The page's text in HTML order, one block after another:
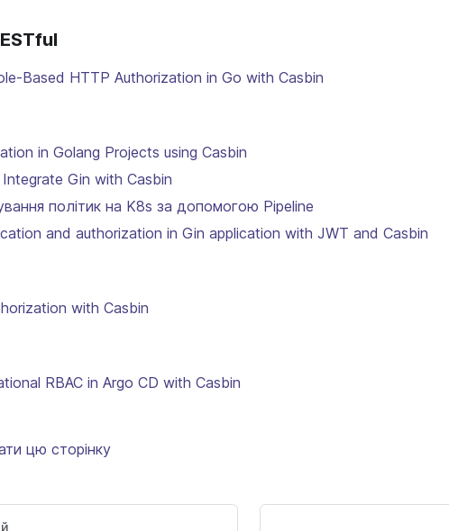
Based HTTP Authorization in Go with Casbin
in Golang Projects using Casbin
Integrate Gin with Casbin
політик на K8s за допомогою Pipeline
and authorization in Gin application with JWT and Casbin
with Casbin
RBAC in Argo CD with Casbin
цю сторінку